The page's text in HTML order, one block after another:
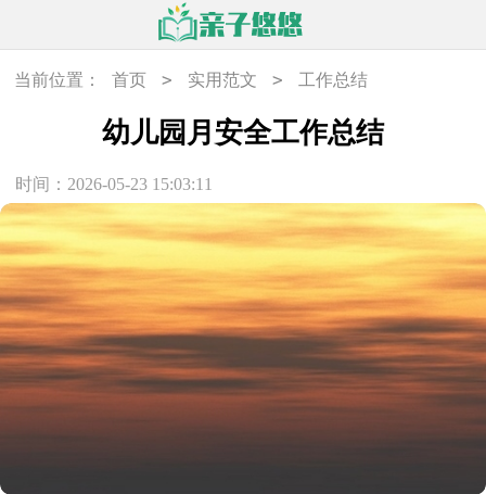
当前位置： 首页 > 实用范文 > 工作总结
幼儿园月安全工作总结
时间：2026-05-23 15:03:11